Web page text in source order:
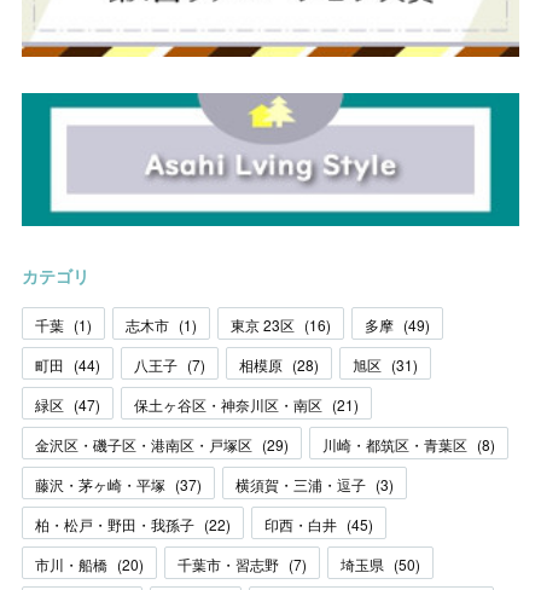
カテゴリ
千葉 (1) 志木市 (1) 東京 23区 (16) 多摩 (49)
町田 (44) 八王子 (7) 相模原 (28) 旭区 (31)
緑区 (47) 保土ヶ谷区・神奈川区・南区 (21)
金沢区・磯子区・港南区・戸塚区 (29) 川崎・都筑区・青葉区 (8)
藤沢・茅ヶ崎・平塚 (37) 横須賀・三浦・逗子 (3)
柏・松戸・野田・我孫子 (22) 印西・白井 (45)
市川・船橋 (20) 千葉市・習志野 (7) 埼玉県 (50)